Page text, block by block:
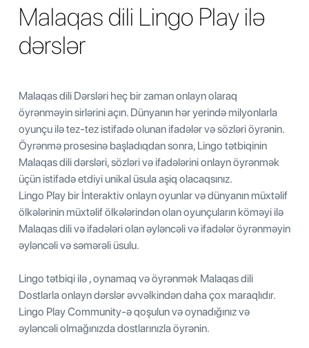
Malaqas dili Lingo Play ilə
dərslər
Malaqas dili Dərsləri heç bir zaman onlayn olaraq
öyrənməyin sirlərini açın. Dünyanın hər yerində milyonlarla
oyunçu ilə tez-tez istifadə olunan ifadələr və sözləri öyrənin.
Öyrənmə prosesinə başladıqdan sonra, Lingo tətbiqinin
Malaqas dili dərsləri, sözləri və ifadələrini onlayn öyrənmək
üçün istifadə etdiyi unikal üsula aşiq olacaqsınız.
Lingo Play bir İnteraktiv onlayn oyunlar və dünyanın müxtəlif
ölkələrinin müxtəlif ölkələrindən olan oyunçuların köməyi ilə
Malaqas dili və ifadələri olan əyləncəli və ifadələr öyrənməyin
əyləncəli və səmərəli üsulu.
Lingo tətbiqi ilə , oynamaq və öyrənmək Malaqas dili
Dostlarla onlayn dərslər əvvəlkindən daha çox maraqlıdır.
Lingo Play Community-ə qoşulun və oynadığınız və
əyləncəli olmağınızda dostlarınızla öyrənin.